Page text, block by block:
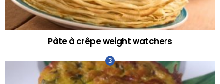
Pâte à crêpe weight watchers